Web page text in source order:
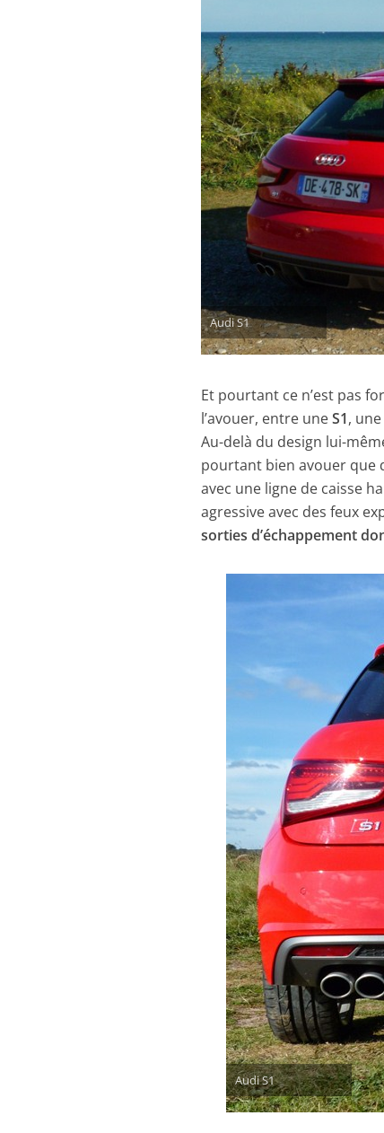
Audi S1
Et pourtant ce n’est pas
l’avouer, entre uneS1,
Au-delà du design lui-
pourtant bien avouer que
avec une ligne de caisse
agressive avec des feux
sorties d’échappement
Audi S1